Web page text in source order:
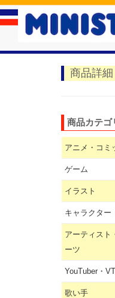
商品詳細
商品カテゴ
アニメ・コミ
ゲーム
イラスト
キャラクター
アーティスト
ーツ
YouTuber・
歌い手